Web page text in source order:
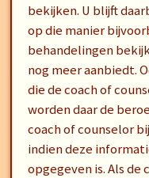
bekijken. U blijft
op die manier
behandelingen
nog meer aanbiedt.
die de coach of
worden daar de
coach of counselor
indien deze
opgegeven is. Als de